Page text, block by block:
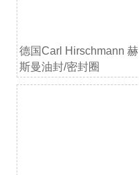
德国Carl Hirschmann 赫
斯曼油封/密封圈